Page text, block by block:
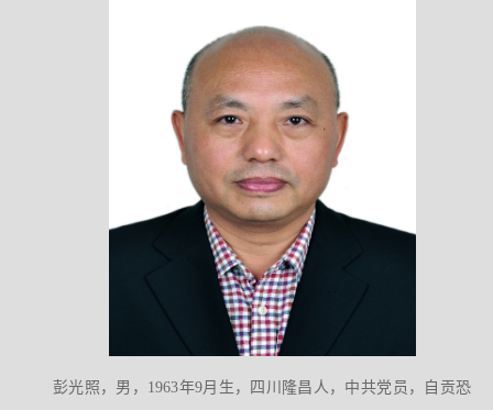
彭光照，男，1963年9月生，四川隆昌人，中共党员，自贡恐